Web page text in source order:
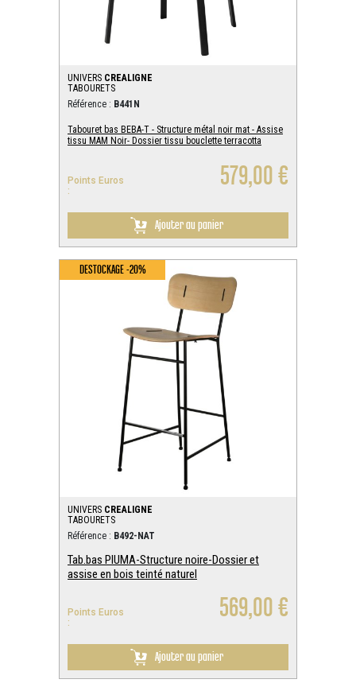
UNIVERS CREALIGNE
TABOURETS
Référence : B441N
Tabouret bas BEBA-T - Structure métal noir mat - Assise
tissu MAM Noir- Dossier tissu bouclette terracotta
Points Euros
:
579,00 €
Ajouter au panier
DESTOCKAGE -20%
UNIVERS CREALIGNE
TABOURETS
Référence : B492-NAT
Tab.bas PIUMA-Structure noire-Dossier et
assise en bois teinté naturel
Points Euros
:
569,00 €
Ajouter au panier